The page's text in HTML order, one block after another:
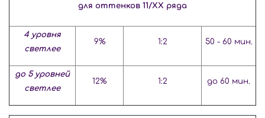
для оттенков 11/ХХ ряда
4 уровня
светлее
9% 1:2 50 - 60 мин.
до 5 уровней
светлее
12% 1:2 до 60 мин.